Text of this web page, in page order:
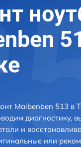
Maibenben 513 в
диагностику,
и
или